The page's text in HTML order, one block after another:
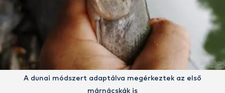
A dunai módszert adaptálva megérkeztek az első
márnácskák is